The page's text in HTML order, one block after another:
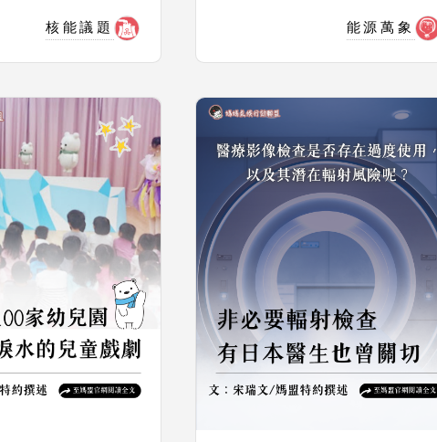
核能議題 能源萬象